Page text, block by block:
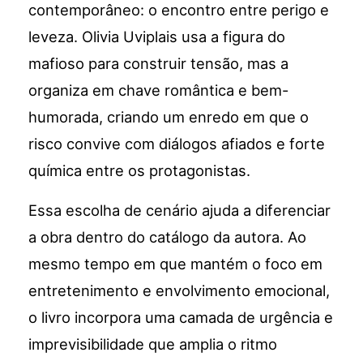
contemporâneo: o encontro entre perigo e
leveza. Olivia Uviplais usa a figura do
mafioso para construir tensão, mas a
organiza em chave romântica e bem-
humorada, criando um enredo em que o
risco convive com diálogos afiados e forte
química entre os protagonistas.
Essa escolha de cenário ajuda a diferenciar
a obra dentro do catálogo da autora. Ao
mesmo tempo em que mantém o foco em
entretenimento e envolvimento emocional,
o livro incorpora uma camada de urgência e
imprevisibilidade que amplia o ritmo